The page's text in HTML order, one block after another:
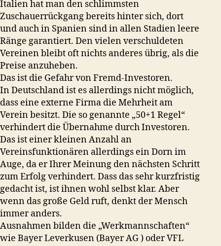
Italien hat man den schlimmsten
Zuschauerrückgang bereits hinter sich, dort
und auch in Spanien sind in allen Stadien leere
Ränge garantiert. Den vielen verschuldeten
Vereinen bleibt oft nichts anderes übrig, als die
Preise anzuheben.
Das ist die Gefahr von Fremd-Investoren.
In Deutschland ist es allerdings nicht möglich,
dass eine externe Firma die Mehrheit am
Verein besitzt. Die so genannte „50+1 Regel“
verhindert die Übernahme durch Investoren.
Das ist einer kleinen Anzahl an
Vereinsfunktionären allerdings ein Dorn im
Auge, da er Ihrer Meinung den nächsten Schritt
zum Erfolg verhindert. Dass das sehr kurzfristig
gedacht ist, ist ihnen wohl selbst klar. Aber
wenn das große Geld ruft, denkt der Mensch
immer anders.
Ausnahmen bilden die „Werkmannschaften“
wie Bayer Leverkusen (Bayer AG ) oder VFL